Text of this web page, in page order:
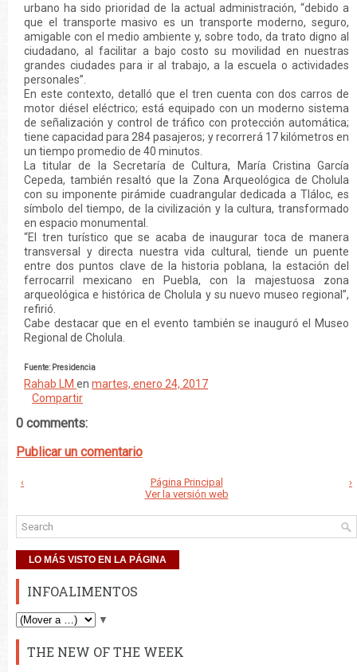
urbano ha sido prioridad de la actual administración, “debido a
que el transporte masivo es un transporte moderno, seguro,
amigable con el medio ambiente y, sobre todo, da trato digno al
ciudadano, al facilitar a bajo costo su movilidad en nuestras
grandes ciudades para ir al trabajo, a la escuela o actividades
personales”.
En este contexto, detalló que el tren cuenta con dos carros de
motor diésel eléctrico; está equipado con un moderno sistema
de señalización y control de tráfico con protección automática;
tiene capacidad para 284 pasajeros; y recorrerá 17 kilómetros en
un tiempo promedio de 40 minutos.
La titular de la Secretaría de Cultura, María Cristina García
Cepeda, también resaltó que la Zona Arqueológica de Cholula
con su imponente pirámide cuadrangular dedicada a Tláloc, es
símbolo del tiempo, de la civilización y la cultura, transformado
en espacio monumental.
“El tren turístico que se acaba de inaugurar toca de manera
transversal y directa nuestra vida cultural, tiende un puente
entre dos puntos clave de la historia poblana, la estación del
ferrocarril mexicano en Puebla, con la majestuosa zona
arqueológica e histórica de Cholula y su nuevo museo regional”,
refirió.
Cabe destacar que en el evento también se inauguró el Museo
Regional de Cholula.
Fuente: Presidencia
Rahab LM en martes, enero 24, 2017
Compartir
0 comments:
Publicar un comentario
‹ ›
Página Principal
Ver la versión web
LO MÁS VISTO EN LA PÁGINA
INFOALIMENTOS
▼
THE NEW OF THE WEEK